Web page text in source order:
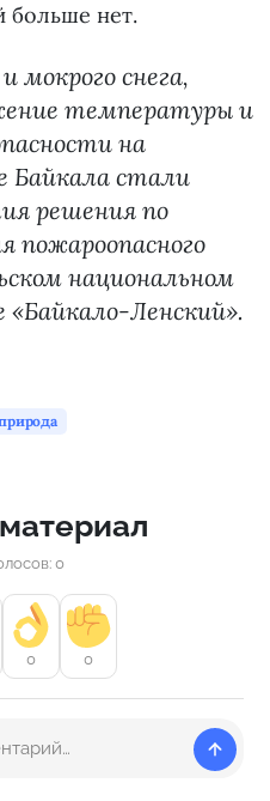
больше нет.
мокрого снега,
температуры и
на
Байкала стали
решения по
пожароопасного
национальном
«Байкало-Ленский».
0
0 0